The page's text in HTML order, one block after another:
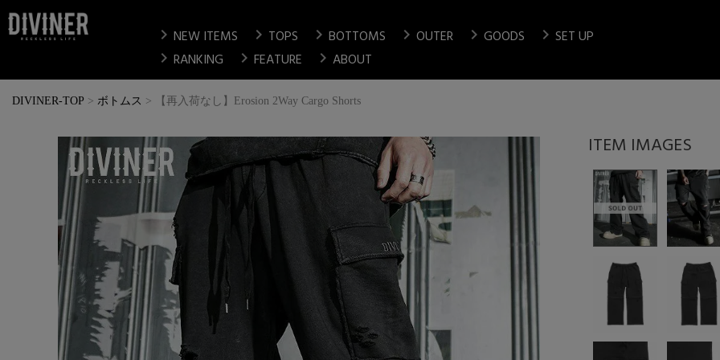
chevron_right NEW ITEMS chevron_right TOPS chevron_right BOTTOMS chevron_right OUTER chevron_right GOODS chevron_right SET UP
chevron_right RANKING chevron_right FEATURE chevron_right ABOUT
DIVINER-TOP ボトムス 【再入荷なし】Erosion 2Way Cargo Shorts